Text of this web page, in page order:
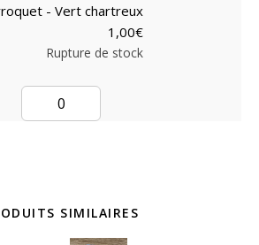
- Vert chartreux
1,00€
Rupture de stock
SIMILAIRES